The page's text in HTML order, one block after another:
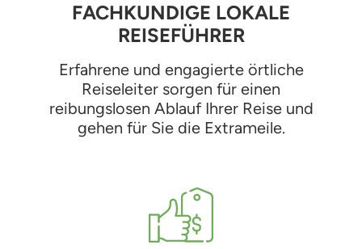
FACHKUNDIGE LOKALE
REISEFÜHRER
Erfahrene und engagierte örtliche
Reiseleiter sorgen für einen
reibungslosen Ablauf Ihrer Reise und
gehen für Sie die Extrameile.